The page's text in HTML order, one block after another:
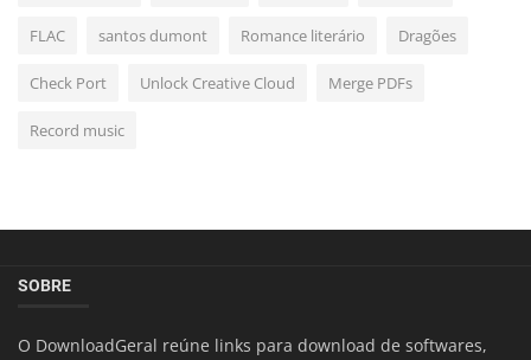
FLAC santos dumont Romance literário Dragões
Check Port Unlock Creative Cloud Merge PDFs
Record music
SOBRE
O DownloadGeral reúne links para download de softwares,